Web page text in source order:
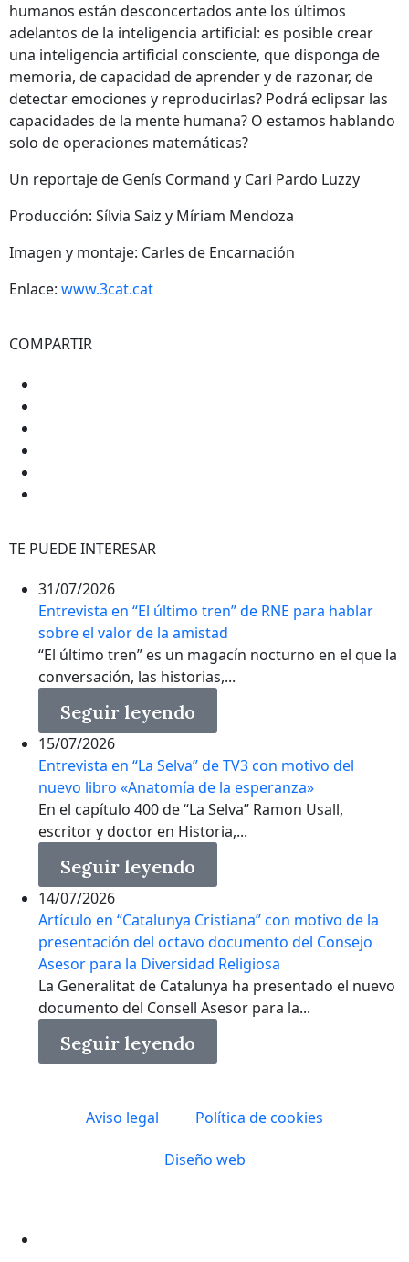
humanos están desconcertados ante los últimos
adelantos de la inteligencia artificial: es posible crear
una inteligencia artificial consciente, que disponga de
memoria, de capacidad de aprender y de razonar, de
detectar emociones y reproducirlas? Podrá eclipsar las
capacidades de la mente humana? O estamos hablando
solo de operaciones matemáticas?
Un reportaje de Genís Cormand y Cari Pardo Luzzy
Producción: Sílvia Saiz y Míriam Mendoza
Imagen y montaje: Carles de Encarnación
Enlace: www.3cat.cat
COMPARTIR
TE PUEDE INTERESAR
31/07/2026
Entrevista en “El último tren” de RNE para hablar
sobre el valor de la amistad
“El último tren” es un magacín nocturno en el que la
conversación, las historias,...
Seguir leyendo
15/07/2026
Entrevista en “La Selva” de TV3 con motivo del
nuevo libro «Anatomía de la esperanza»
En el capítulo 400 de “La Selva” Ramon Usall,
escritor y doctor en Historia,...
Seguir leyendo
14/07/2026
Artículo en “Catalunya Cristiana” con motivo de la
presentación del octavo documento del Consejo
Asesor para la Diversidad Religiosa
La Generalitat de Catalunya ha presentado el nuevo
documento del Consell Asesor para la...
Seguir leyendo
Aviso legal Política de cookies
Diseño web